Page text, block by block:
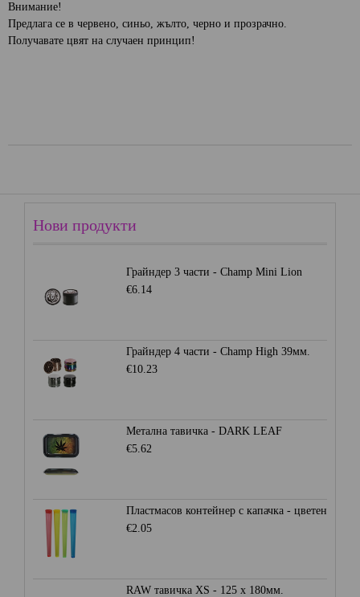
Внимание!
Предлага се в червено, синьо, жълто, черно и прозрачно.
Получавате цвят на случаен принцип!
Нови продукти
Грайндер 3 части - Champ Mini Lion
€6.14
Грайндер 4 части - Champ High 39мм.
€10.23
Метална тавичка - DARK LEAF
€5.62
Пластмасов контейнер с капачка - цветен
€2.05
RAW тавичка XS - 125 x 180мм.